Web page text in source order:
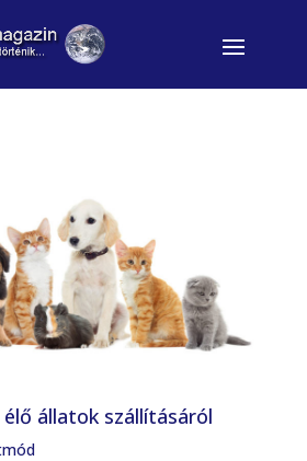
állatok szállításáról